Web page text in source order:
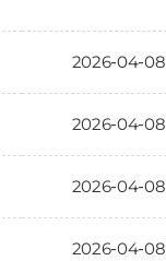
2026-04-08
2026-04-08
2026-04-08
2026-04-08